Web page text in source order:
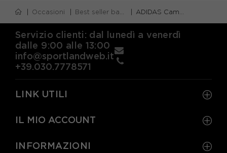
EUR 37 1/3 / UK 4,5 EUR 38 / UK 5
EUR 38 2/3 / UK 5,5
Occasioni Best seller bambino ADIDAS Campus bambino
Servizio clienti: dal lunedì a venerdì
dalle 9:00 alle 13:00
info@sportlandweb.it
+39.030.7778571
LINK UTILI
IL MIO ACCOUNT
INFORMAZIONI